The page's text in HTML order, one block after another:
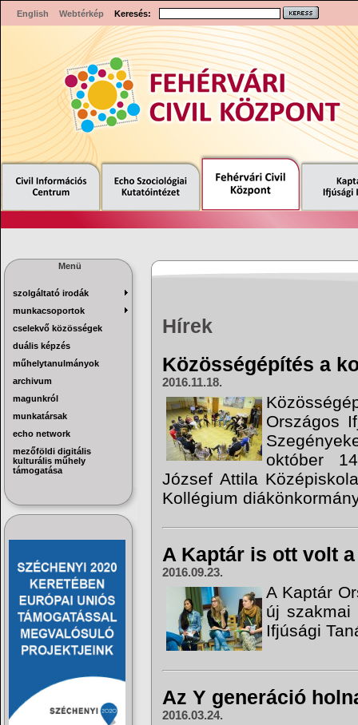
English Webtérkép Keresés:
Menü
szolgáltató irodák
munkacsoportok
cselekvő közösségek
duális képzés
műhelytanulmányok
archivum
magunkról
munkatársak
echo network
mezőföldi digitális
kulturális műhely
támogatása
Hírek
Közösségépítés a
2016.11.18.
Országos
október
József Attila
Kollégium
A Kaptár is ott volt a
2016.09.23.
A Kaptár
új szakmai
Ifjúsági
Az Y generáció
2016.03.24.